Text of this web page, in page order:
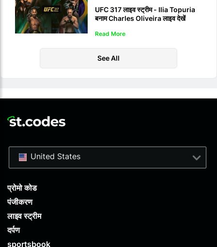
UFC 317 लाइव स्ट्रीम - Ilia Topuria
बनाम Charles Oliveira लाइव देखें
Read More
See All
प्रोमो कोड
पंजीकरण
लाइव स्ट्रीम
दर्पण
sportsbook
United States